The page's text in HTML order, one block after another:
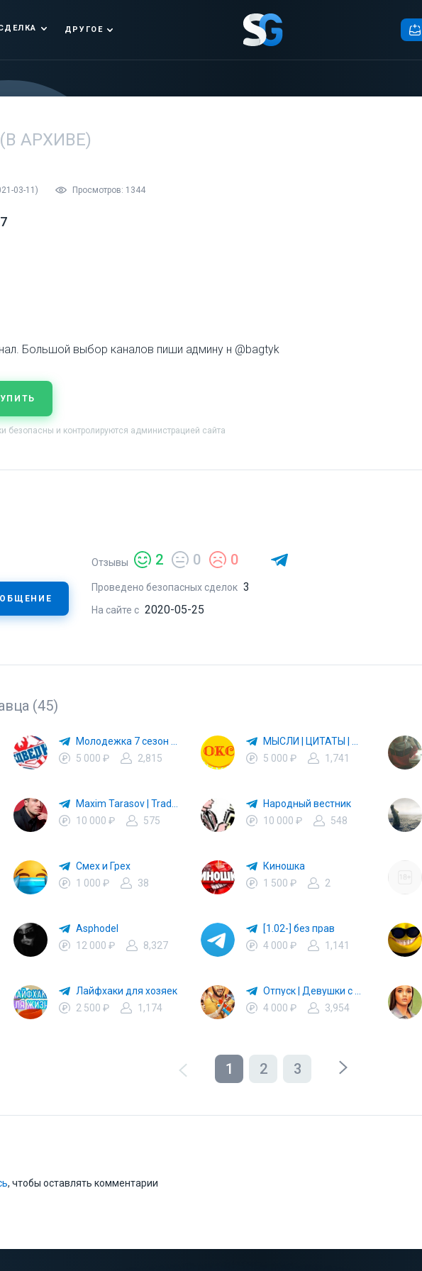
ДРУГОЕ
АРХИВЕ)
03-11) Просмотров: 1344
Большой выбор каналов пиши админу н @bagtyk
безопасны и контролируются администрацией сайта
Отзывы 2 0 0
Проведено безопасных сделок 3
На сайте с 2020-05-25
(45)
5 000 ₽
2,815
5 000 ₽
1,741
10 000 ₽
575
Народный вестник
10 000 ₽
548
Смех и Грех
1 000 ₽
38
Киношка
1 500 ₽
2
Asphodel
12 000 ₽
8,327
[1.02-] без прав
4 000 ₽
1,141
Лайфхаки для хозяек
2 500 ₽
1,174
4 000 ₽
3,954
1 2 3
, чтобы оставлять комментарии